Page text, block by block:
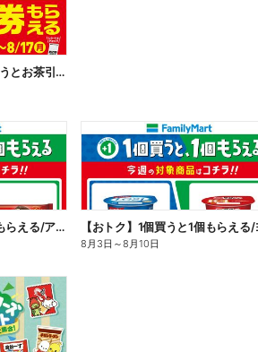
【無料引換券!】焼き麺買うとお茶引換券貰える!
【おトク】1個買うと1個もらえる/アイス
8月3日 ～8月10日